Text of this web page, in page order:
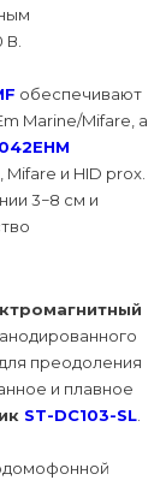
обеспечивают
Marine/Mifare, а
и HID prox.
3−8 см и
преодоления
и плавное
ST-DC103-SL